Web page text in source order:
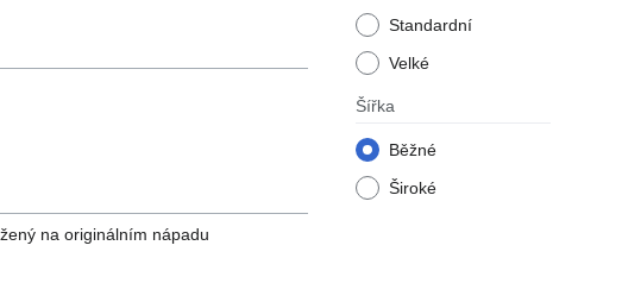
Standardní
Velké
Šířka
Běžné
Široké
na originálním nápadu